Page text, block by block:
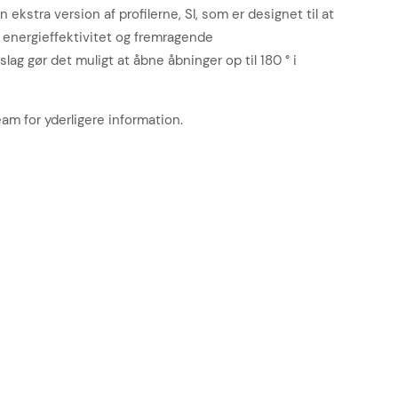
ekstra version af profilerne, SI, som er designet til at
og fremragende
gør det muligt at åbne åbninger op til 180 ° i
for yderligere information.